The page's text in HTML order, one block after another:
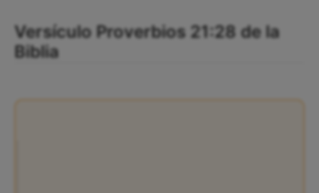
Versículo Proverbios 21:28 de la
Biblia